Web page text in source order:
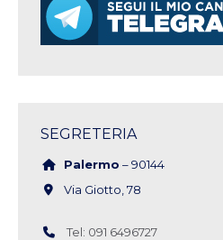
SEGRETERIA
Palermo – 90144
Via Giotto, 78
Tel: 091 6496727